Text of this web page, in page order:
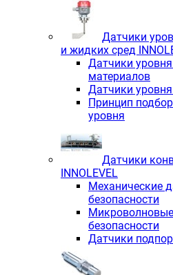
Датчики
и жидких сред
Датчики
материалов
Датчики
Принцип
уровня
Датчики
INNOLEVEL
Механические
безопасности
безопасности
Датчики